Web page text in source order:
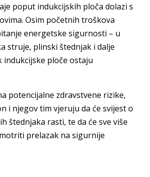
poput indukcijskih ploča dolazi s
Osim početnih troškova
energetske sigurnosti – u
struje, plinski štednjak i dalje
indukcijske ploče ostaju
potencijalne zdravstvene rizike,
i njegov tim vjeruju da će svijest o
štednjaka rasti, te da će sve više
prelazak na sigurnije